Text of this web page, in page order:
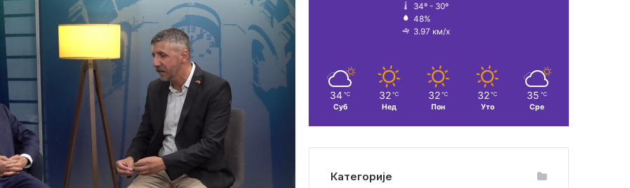
34º - 30º
48%
3.97 км/х
34 ℃
Суб
32 ℃
Нед
32 ℃
Пон
32 ℃
Уто
35 ℃
Сре
Категорије